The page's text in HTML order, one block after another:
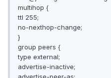
multihop {
ttl 255;
no-nexthop-change;
}
group peers {
type external;
advertise-inactive;